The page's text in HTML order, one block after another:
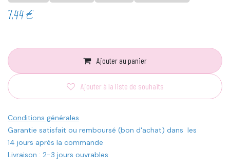
7,44€
Ajouter au panier
Ajouter à la liste de souhaits
Conditions générales
Garantie satisfait ou remboursé (bon d'achat) dans les
14 jours après la commande
Livraison : 2-3 jours ouvrables